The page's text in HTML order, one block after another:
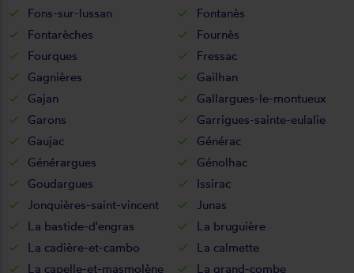
Fons-sur-lussan
Fontanès
Fontarèches
Fournès
Fourques
Fressac
Gagnières
Gailhan
Gajan
Gallargues-le-montueux
Garons
Garrigues-sainte-eulalie
Gaujac
Générac
Générargues
Génolhac
Goudargues
Issirac
Jonquières-saint-vincent
Junas
La bastide-d'engras
La bruguière
La cadière-et-cambo
La calmette
La capelle-et-masmolène
La grand-combe